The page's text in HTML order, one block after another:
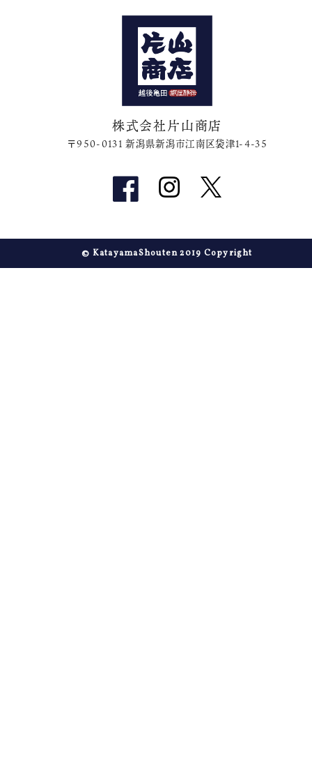
株式会社片山商店
〒950-0131 新潟県新潟市江南区袋津1-4-35
© KatayamaShouten 2019 Copyright